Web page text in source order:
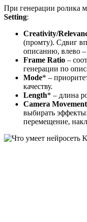
При генерации ролика
Setting:
Creativity/
(промту). Сдвиг
описанию, влево –
Frame Ratio –
генерации по
Mode* –
качеству.
Length* – длина
Camera Movement
выбирать
перемещение,